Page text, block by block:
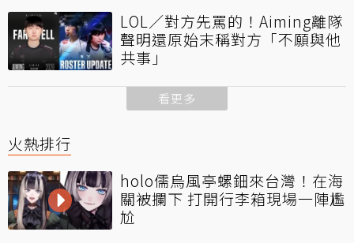
LOL／對方先罵的！Aiming離隊
聲明還原始末稱對方「不願與他
共事」
看更多
火熱排行
holo儒烏風亭螺鈿來台灣！在海
關被攔下 打開行李箱現場一陣尷
尬